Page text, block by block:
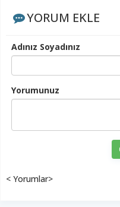
YORUM EKLE
Adınız Soyadınız
Yorumunuz
< Yorumlar>